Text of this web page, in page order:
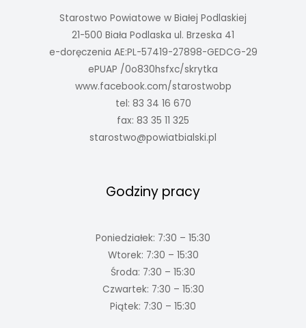
Starostwo Powiatowe w Białej Podlaskiej
21-500 Biała Podlaska ul. Brzeska 41
e-doręczenia AE:PL-57419-27898-GEDCG-29
ePUAP /0o830hsfxc/skrytka
www.facebook.com/starostwobp
tel: 83 34 16 670
fax: 83 35 11 325
starostwo@powiatbialski.pl
Godziny pracy
Poniedziałek: 7:30 – 15:30
Wtorek: 7:30 – 15:30
Środa: 7:30 – 15:30
Czwartek: 7:30 – 15:30
Piątek: 7:30 – 15:30